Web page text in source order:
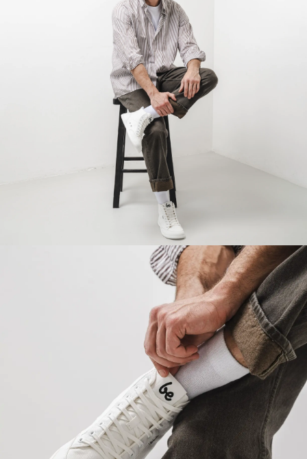
Lieferland auswählen
Sprache auswählen
Bestätigen
Ihr Vor- und Nachname
Ich bin mit der Verarbeitung der eingegebenen
personenbezogenen Daten im Sinne von
Bedingungen und deren Veröffentlichung
einverstanden.
Ich bin mit der Verarbeitung der eingegebenen
personenbezogenen Daten im Sinne von
dieser
Bedingungenund deren Veröffentlichung